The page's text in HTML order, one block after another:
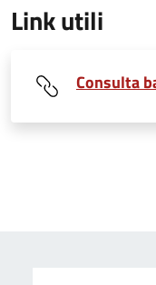
Link utili
Consulta